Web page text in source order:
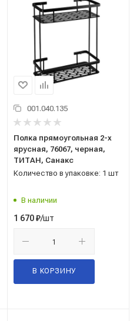
001.040.135
Полка прямоугольная 2-х
ярусная, 76067, черная,
ТИТАН, Санакс
Количество в упаковке: 1 шт
В наличии
1 670₽/шт
В КОРЗИНУ